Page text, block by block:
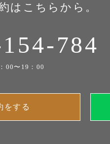
はこちらから。
784
00〜19：00
をする